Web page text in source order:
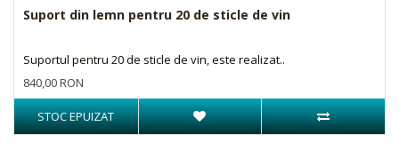
Suport din lemn pentru 20 de sticle de vin
Suportul pentru 20 de sticle de vin, este realizat..
840,00 RON
STOC EPUIZAT